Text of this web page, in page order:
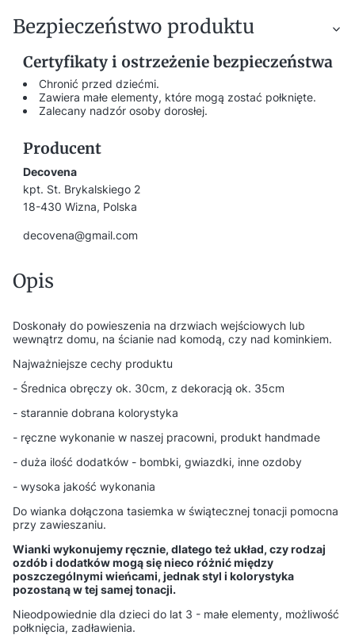
Bezpieczeństwo produktu
Certyfikaty i ostrzeżenie bezpieczeństwa
Chronić przed dziećmi.
Zawiera małe elementy, które mogą zostać połknięte.
Zalecany nadzór osoby dorosłej.
Producent
Decovena
kpt. St. Brykalskiego 2
18-430 Wizna, Polska
decovena@gmail.com
Opis
Doskonały do powieszenia na drzwiach wejściowych lub
wewnątrz domu, na ścianie nad komodą, czy nad kominkiem.
Najważniejsze cechy produktu
- Średnica obręczy ok. 30cm, z dekoracją ok. 35cm
- starannie dobrana kolorystyka
- ręczne wykonanie w naszej pracowni, produkt handmade
- duża ilość dodatków - bombki, gwiazdki, inne ozdoby
- wysoka jakość wykonania
Do wianka dołączona tasiemka w świątecznej tonacji pomocna
przy zawieszaniu.
Wianki wykonujemy ręcznie, dlatego też układ, czy rodzaj
ozdób i dodatków mogą się nieco różnić między
poszczególnymi wieńcami, jednak styl i kolorystyka
pozostaną w tej samej tonacji.
Nieodpowiednie dla dzieci do lat 3 - małe elementy, możliwość
połknięcia, zadławienia.